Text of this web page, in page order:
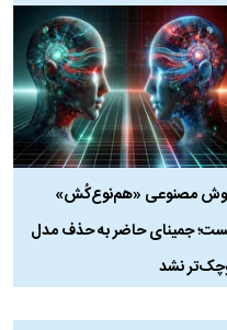
مصنوعی «هم‌نوع‌کُش»
جمینای حاضر به حذف مدل
نشد